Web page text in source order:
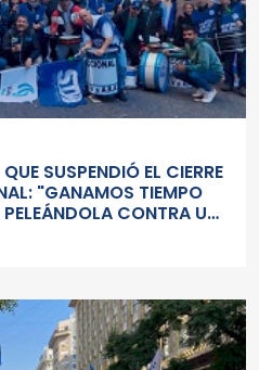
SUSPENDIÓ EL CIERRE
"GANAMOS TIEMPO
PELEÁNDOLA CONTRA UN